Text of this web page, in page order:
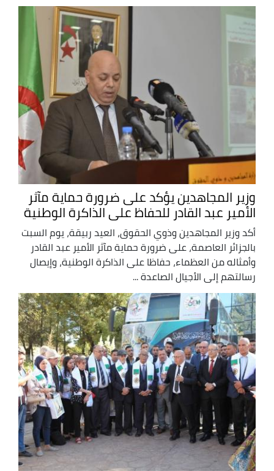
وزير المجاهدين يؤكد على ضرورة حماية مآثر
الأمير عبد القادر للحفاظ على الذاكرة الوطنية
أكد وزير المجاهدين وذوي الحقوق، العيد ربيقة، يوم السبت
بالجزائر العاصمة، على ضرورة حماية مآثر الأمير عبد القادر
وأمثاله من العظماء، حفاظا على الذاكرة الوطنية، وإيصال
رسالتهم إلى الأجيال الصاعدة ...